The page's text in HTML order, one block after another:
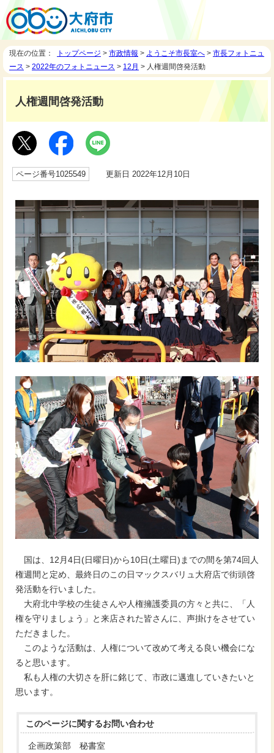
現在の位置： トップページ > 市政情報 > ようこそ市長室へ > 市長フォトニュ
ース > 2022年のフォトニュース > 12月 > 人権週間啓発活動
人権週間啓発活動
ページ番号1025549 更新日 2022年12月10日
国は、12月4日(日曜日)から10日(土曜日)までの間を第74回人
権週間と定め、最終日のこの日マックスバリュ大府店で街頭啓
発活動を行いました。
大府北中学校の生徒さんや人権擁護委員の方々と共に、「人
権を守りましょう」と来店された皆さんに、声掛けをさせてい
ただきました。
このような活動は、人権について改めて考える良い機会にな
ると思います。
私も人権の大切さを肝に銘じて、市政に邁進していきたいと
思います。
このページに関するお問い合わせ
企画政策部 秘書室